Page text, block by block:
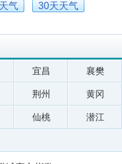
气
30天天气
宜昌 襄樊
荆州 黄冈
仙桃 潜江